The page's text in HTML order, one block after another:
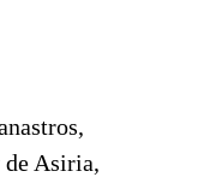
de Asiria,